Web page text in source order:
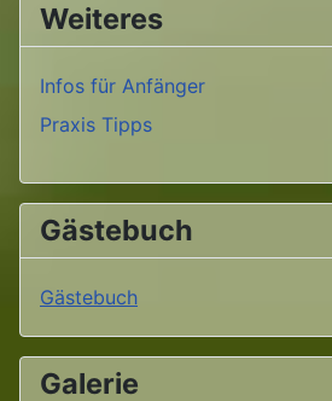
Weiteres
Infos für Anfänger
Praxis Tipps
Gästebuch
Gästebuch
Galerie